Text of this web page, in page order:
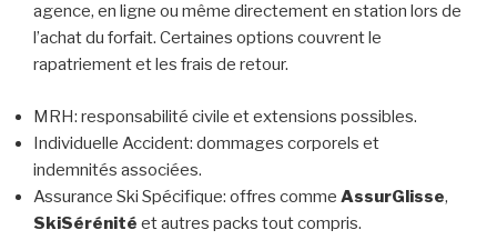
agence, en ligne ou même directement en station lors de
l’achat du forfait. Certaines options couvrent le
rapatriement et les frais de retour.
MRH: responsabilité civile et extensions possibles.
Individuelle Accident: dommages corporels et
indemnités associées.
Assurance Ski Spécifique: offres comme AssurGlisse,
SkiSérénité et autres packs tout compris.